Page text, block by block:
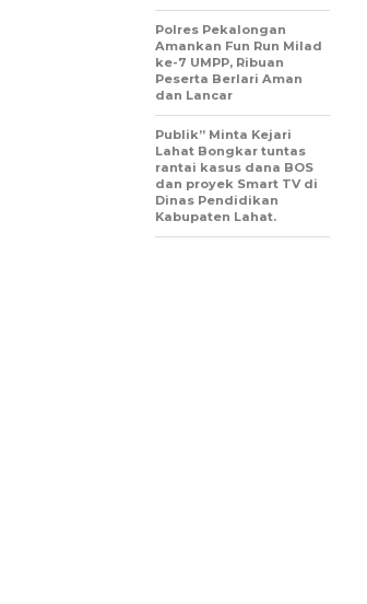
Polres Pekalongan
Amankan Fun Run Milad
ke-7 UMPP, Ribuan
Peserta Berlari Aman
dan Lancar
Publik” Minta Kejari
Lahat Bongkar tuntas
rantai kasus dana BOS
dan proyek Smart TV di
Dinas Pendidikan
Kabupaten Lahat.